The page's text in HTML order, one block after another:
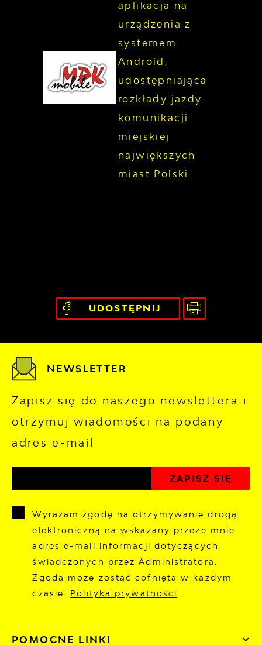
aplikacja na
urządzenia z
systemem
Android,
udostępniająca
rozkłady jazdy
komunikacji
miejskiej
największych
miast Polski.
UDOSTĘPNIJ
POMOCNE LINKI
NEWSLETTER
Zapisz się do naszego newslettera i
otrzymuj wiadomości na podany
adres e-mail
Wyrażam zgodę na otrzymywanie drogą
elektroniczną na wskazany przeze mnie
adres e-mail informacji dotyczących
świadczonych przez Administratora.
Zgoda może zostać cofnięta w każdym
czasie. Polityka prywatności